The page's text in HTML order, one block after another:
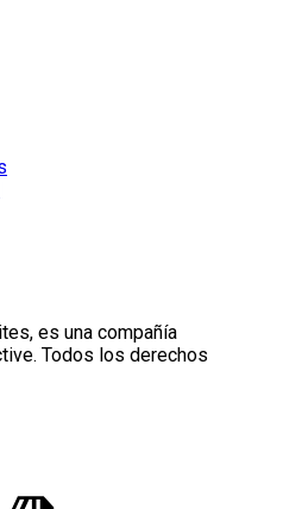
es una compañía
Todos los derechos